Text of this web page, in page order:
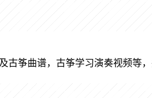
古筝曲谱，古筝学习演奏视频等